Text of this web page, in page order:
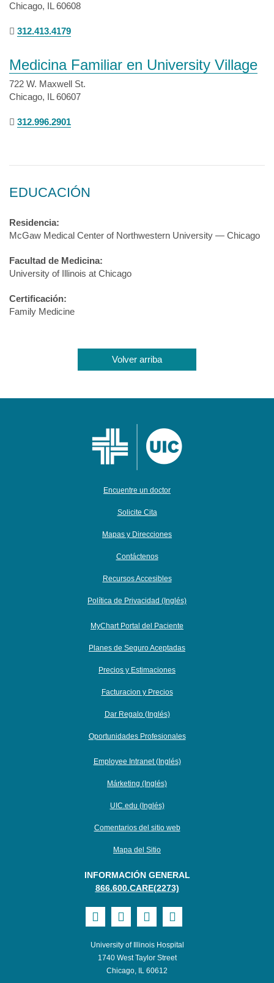
Chicago, IL 60608
312.413.4179
Medicina Familiar en University Village
722 W. Maxwell St.
Chicago, IL 60607
312.996.2901
EDUCACIÓN
Residencia:
McGaw Medical Center of Northwestern University — Chicago
Facultad de Medicina:
University of Illinois at Chicago
Certificación:
Family Medicine
Volver arriba
Encuentre un doctor
Solicite Cita
Mapas y Direcciones
Contáctenos
Recursos Accesibles
Política de Privacidad (Inglés)
MyChart Portal del Paciente
Planes de Seguro Aceptadas
Precios y Estimaciones
Facturacion y Precios
Dar Regalo (Inglés)
Oportunidades Profesionales
Employee Intranet (Inglés)
Márketing (Inglés)
UIC.edu (Inglés)
Comentarios del sitio web
Mapa del Sitio
INFORMACIÓN GENERAL
866.600.CARE(2273)
Visit
Health
on
Visit
Health
on
Visit
Health
on
Health
University of Illinois Hospital
1740 West Taylor Street
Chicago, IL 60612